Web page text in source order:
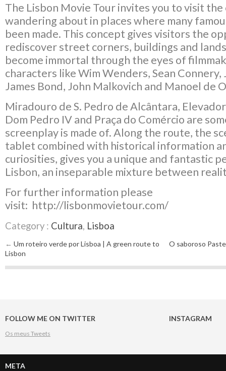
The Lisbon Movie Tour invites you to visit
wandering about in places where many
been made​​. This concept gives visitors the
rediscover street corners, buildings and
become immortal through the eyes of
characters like Wim Wenders, Sean Connery,
James Bond, John Malkovich and Manoel de
Miradouro de S. Pedro de Alcântara,
Dom Pedro IV and Praça do Comércio are
screenplay is made of. Along the route, the
tablet combined with historical information
curiosities, gives you a unique and fantastic
Lisbon, an inseparable mixture between
For further information please
visit: http://lisbonmovietour.com/
Category : Cultura, Lisboa
Post navigation
← Um roteiro verde por Lisboa | A green route to
Lisbon
O saboroso
FOLLOW ME ON TWITTER
Os meus Tweets
INSTAGRAM
META